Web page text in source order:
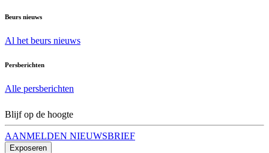
Beurs nieuws
Al het beurs nieuws
Persberichten
Alle persberichten
Blijf op de hoogte
AANMELDEN NIEUWSBRIEF
Exposeren